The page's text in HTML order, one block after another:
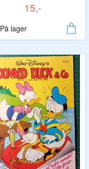
15,-
På lager